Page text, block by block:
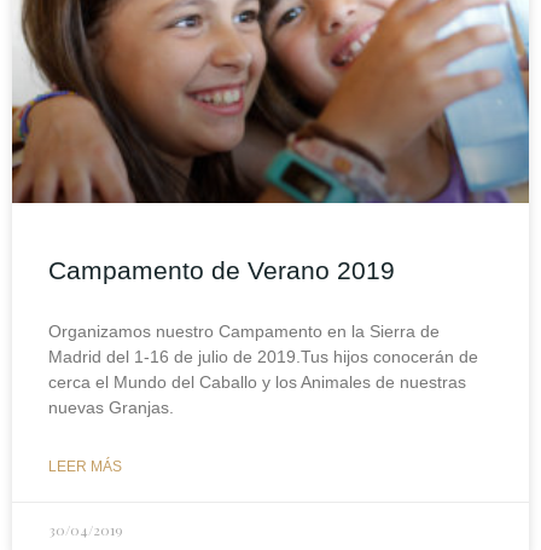
Campamento de Verano 2019
Organizamos nuestro Campamento en la Sierra de
Madrid del 1-16 de julio de 2019.Tus hijos conocerán de
cerca el Mundo del Caballo y los Animales de nuestras
nuevas Granjas.
LEER MÁS
30/04/2019